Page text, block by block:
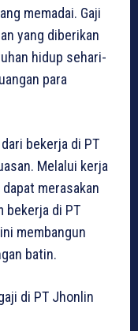
memadai. Gaji
yang diberikan
hidup sehari-
para
bekerja di PT
Melalui kerja
merasakan
bekerja di PT
membangun
batin.
di PT Jhonlin